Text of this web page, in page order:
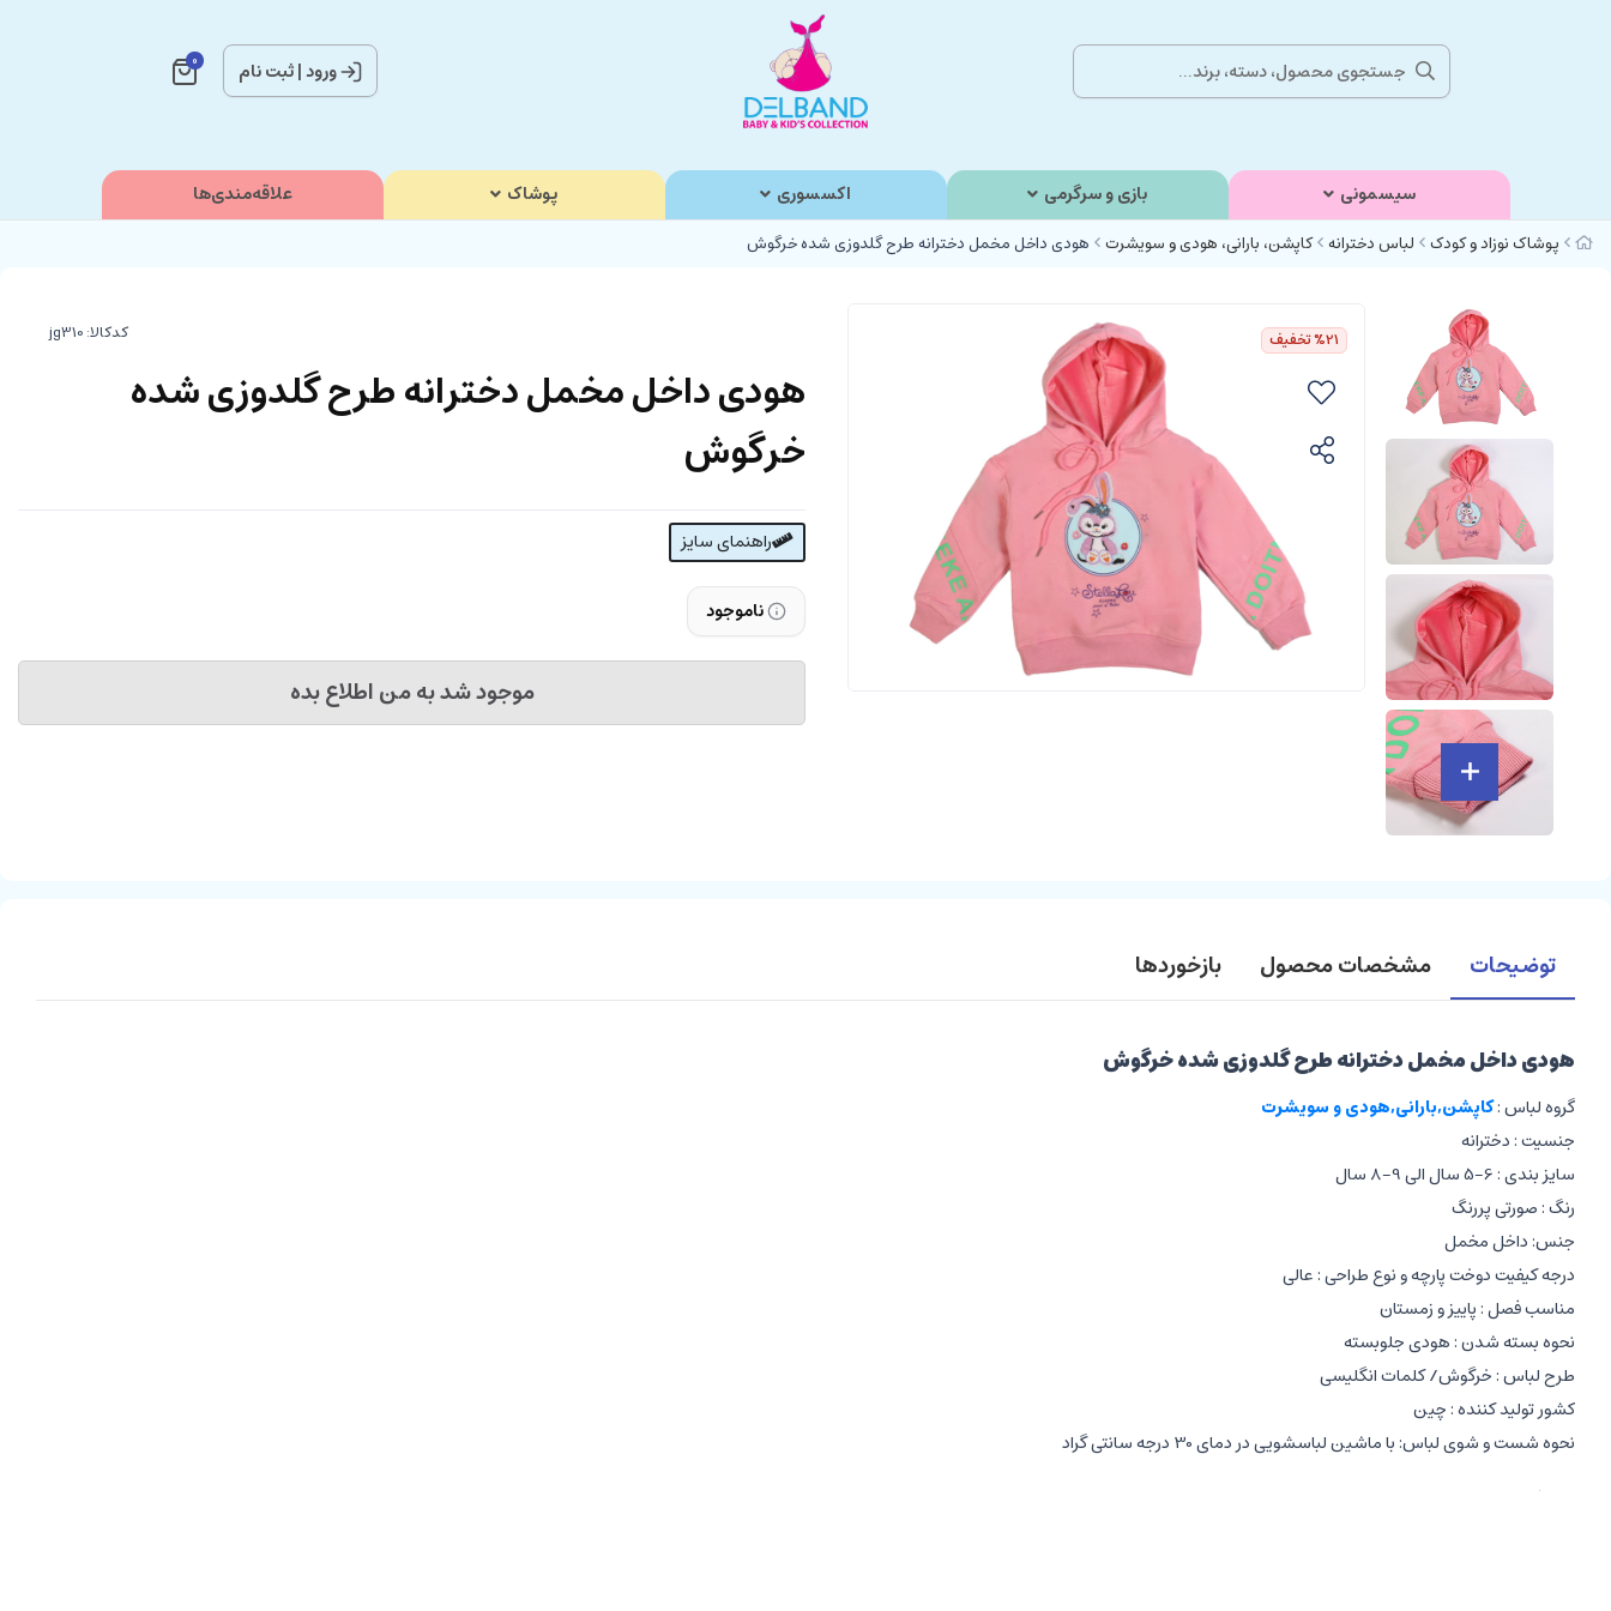
ورود|ثبت نام 0
سیسمونی بازی و سرگرمی اکسسوری پوشاک علاقه‌مندی‌ها
پوشاک نوزاد و کودک لباس دخترانه کاپشن، بارانی، هودی و سویشرت هودی داخل مخمل دخترانه طرح گلدوزی شده خرگوش
%21تخفیف کدکالا:
هودی داخل مخمل دخترانه طرح گلدوزی شده
خرگوش
راهنمای سایز
ناموجود
موجود شد به من اطلاع بده
توضیحات مشخصات محصول بازخوردها
هودی داخل مخمل دخترانه طرح گلدوزی شده خرگوش
گروه لباس :کاپشن,بارانی,هودی و سویشرت
جنسیت : دخترانه
سایز بندی : 6-5 سال الی 9-8 سال
رنگ : صورتی پررنگ
جنس: داخل مخمل
درجه کیفیت دوخت پارچه و نوع طراحی : عالی
مناسب فصل : پاییز و زمستان
نحوه بسته شدن : هودی جلوبسته
طرح لباس : خرگوش/ کلمات انگلیسی
کشور تولید کننده : چین
نحوه شست و شوی لباس: با ماشین لباسشویی در دمای 30 درجه سانتی گراد
مشخصات هودی: